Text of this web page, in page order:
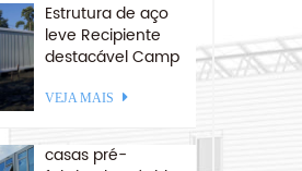
venda
Estrutura de aço
leve Recipiente
destacável Camp
VEJA MAIS
casas pré-